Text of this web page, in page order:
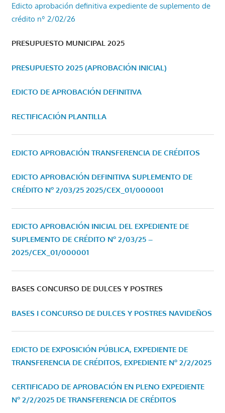
Edicto aprobación definitiva expediente de suplemento de
crédito nº 2/02/26
PRESUPUESTO MUNICIPAL 2025
PRESUPUESTO 2025 (APROBACIÓN INICIAL)
EDICTO DE APROBACIÓN DEFINITIVA
RECTIFICACIÓN PLANTILLA
EDICTO APROBACIÓN TRANSFERENCIA DE CRÉDITOS
EDICTO APROBACIÓN DEFINITIVA SUPLEMENTO DE
CRÉDITO Nº 2/03/25 2025/CEX_01/000001
EDICTO APROBACIÓN INICIAL DEL EXPEDIENTE DE
SUPLEMENTO DE CRÉDITO Nº 2/03/25 –
2025/CEX_01/000001
BASES CONCURSO DE DULCES Y POSTRES
BASES I CONCURSO DE DULCES Y POSTRES NAVIDEÑOS
EDICTO DE EXPOSICIÓN PÚBLICA, EXPEDIENTE DE
TRANSFERENCIA DE CRÉDITOS, EXPEDIENTE Nº 2/2/2025
CERTIFICADO DE APROBACIÓN EN PLENO EXPEDIENTE
Nº 2/2/2025 DE TRANSFERENCIA DE CRÉDITOS